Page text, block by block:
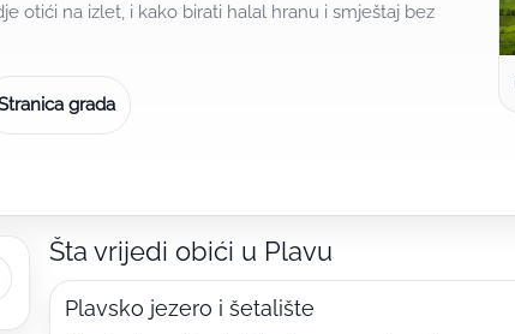
otići na izlet, i kako birati halal hranu i smještaj bez
grada
Šta vrijedi obići u Plavu
Plavsko jezero i šetalište